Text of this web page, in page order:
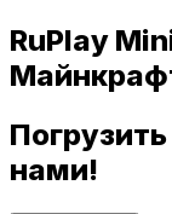
RuPlay
нами!